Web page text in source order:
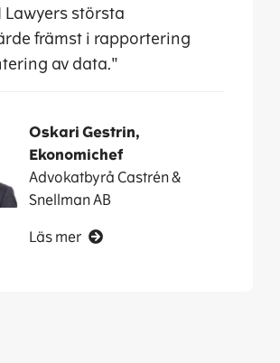
Lawyers största
främst i rapportering
av data."
Oskari Gestrin,
Ekonomichef
Advokatbyrå Castrén &
Snellman AB
Läs mer